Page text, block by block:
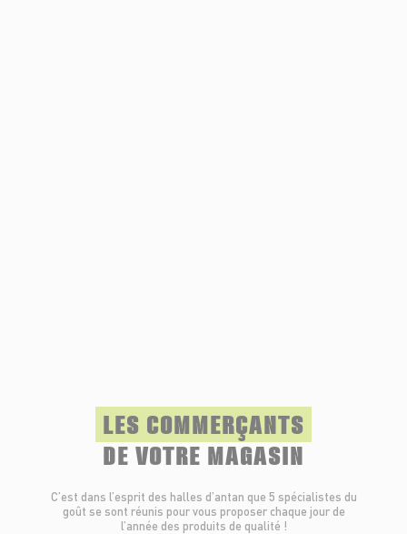
LES COMMERÇANTS
DE VOTRE MAGASIN
C’est dans l’esprit des halles d’antan que 5 spécialistes du
goût se sont réunis pour vous proposer chaque jour de
l’année des produits de qualité !